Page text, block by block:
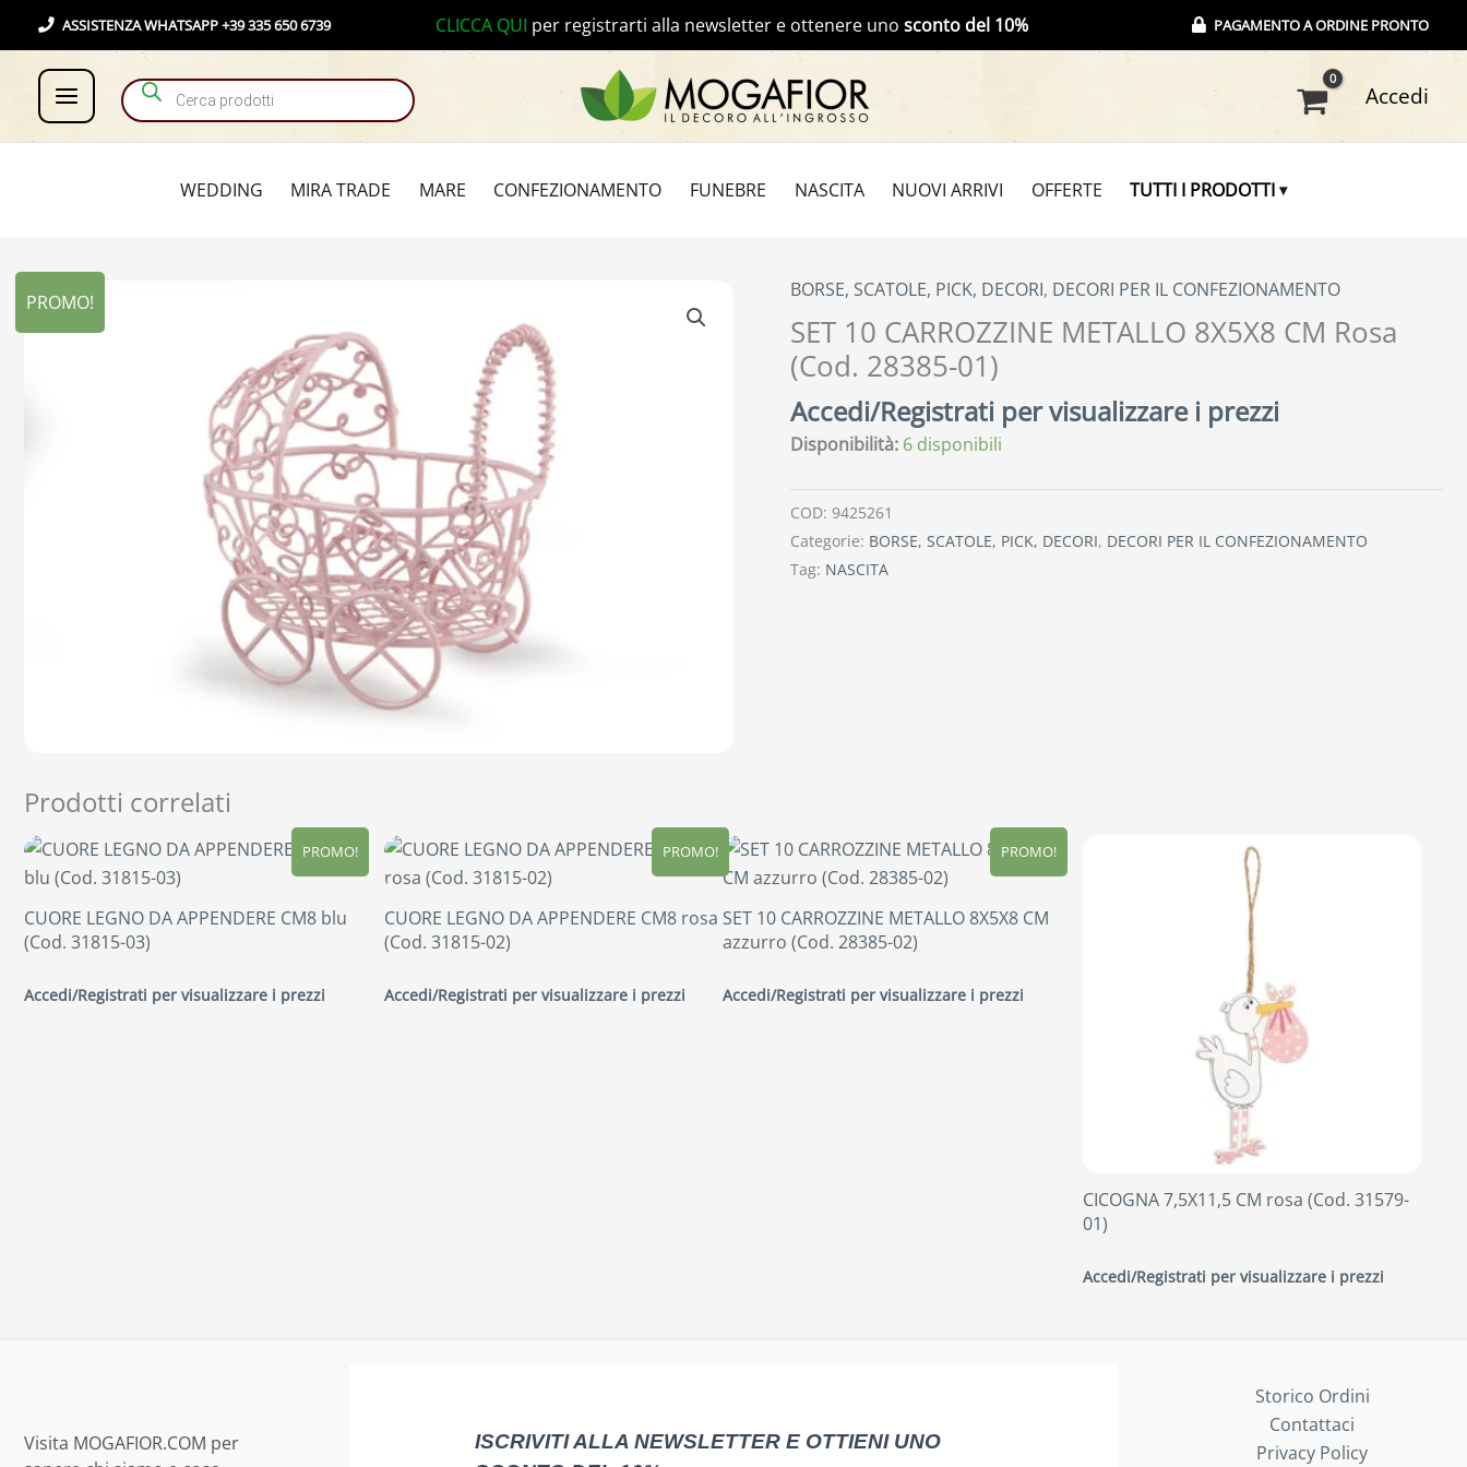
contenuto
ASSISTENZA WHATSAPP +39 335 650 6739 CLICCA QUI per registrarti alla newsletter e ottenere uno sconto del 10% PAGAMENTO A ORDINE PRONTO
Products search Accedi
WEDDING MIRA TRADE MARE CONFEZIONAMENTO FUNEBRE NASCITA NUOVI ARRIVI OFFERTE TUTTI I PRODOTTI
PROMO!
BORSE, SCATOLE, PICK, DECORI, DECORI PER IL CONFEZIONAMENTO
SET 10 CARROZZINE METALLO 8X5X8 CM Rosa
(Cod. 28385-01)
Accedi/Registrati per visualizzare i prezzi
Disponibilità: 6 disponibili
COD: 9425261
Categorie: BORSE, SCATOLE, PICK, DECORI, DECORI PER IL CONFEZIONAMENTO
Tag: NASCITA
Prodotti correlati
PROMO!
CUORE LEGNO DA APPENDERE CM8 blu
(Cod. 31815-03)
Accedi/Registrati per visualizzare i prezzi
PROMO!
CUORE LEGNO DA APPENDERE CM8 rosa
(Cod. 31815-02)
Accedi/Registrati per visualizzare i prezzi
PROMO!
SET 10 CARROZZINE METALLO 8X5X8 CM
azzurro (Cod. 28385-02)
Accedi/Registrati per visualizzare i prezzi
CICOGNA 7,5X11,5 CM rosa (Cod. 31579-
01)
Accedi/Registrati per visualizzare i prezzi
Visita MOGAFIOR.COM per
Storico Ordini
Contattaci
Privacy Policy